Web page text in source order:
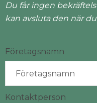
Du får ingen
kan avsluta den när
Företagsnamn
Kontaktperson